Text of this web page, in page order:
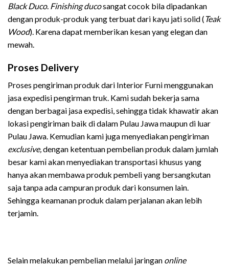
Black Duco. Finishing ducosangat cocok bila dipadankan
dengan produk-produk yang terbuat dari kayu jati solid (Teak
Wood). Karena dapat memberikan kesan yang elegan dan
mewah.
Proses Delivery
Proses pengiriman produk dari Interior Furni menggunakan
jasa expedisi pengirman truk. Kami sudah bekerja sama
dengan berbagai jasa expedisi, sehingga tidak khawatir akan
lokasi pengiriman baik di dalam Pulau Jawa maupun di luar
Pulau Jawa. Kemudian kami juga menyediakan pengiriman
exclusive,dengan ketentuan pembelian produk dalam jumlah
besar kami akan menyediakan transportasi khusus yang
hanya akan membawa produk pembeli yang bersangkutan
saja tanpa ada campuran produk dari konsumen lain.
Sehingga keamanan produk dalam perjalanan akan lebih
terjamin.
Selain melakukan pembelian melalui jaringan online